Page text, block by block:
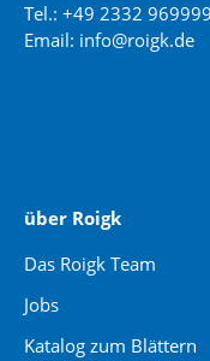
Tel.: +49 2332 969999
Email: info@roigk.de
über Roigk
Das Roigk Team
Jobs
Katalog zum Blättern